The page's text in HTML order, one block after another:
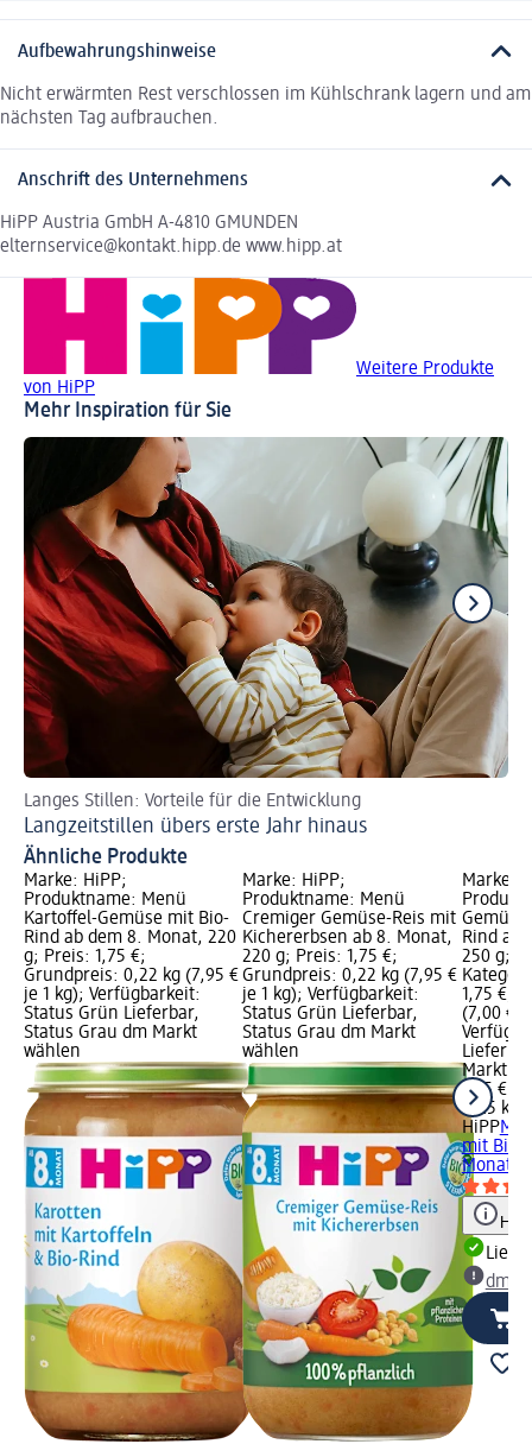
Aufbewahrungshinweise
Nicht erwärmten Rest verschlossen im Kühlschrank lagern und am
nächsten Tag aufbrauchen.
Anschrift des Unternehmens
HiPP Austria GmbH A-4810 GMUNDEN
elternservice@kontakt.hipp.de www.hipp.at
Weitere Produkte
von HiPP
Mehr Inspiration für Sie
Langes Stillen: Vorteile für die Entwicklung
Langzeitstillen übers erste Jahr hinaus
Ähnliche Produkte
Marke: HiPP;
Produktname: Menü
Kartoffel-Gemüse mit Bio-
Rind ab dem 8. Monat, 220
g; Preis: 1,75 €;
Grundpreis: 0,22 kg (7,95 €
je 1 kg); Verfügbarkeit:
Status Grün Lieferbar,
Status Grau dm Markt
wählen
Marke: HiPP;
Produktname: Menü
Cremiger Gemüse-Reis mit
Kichererbsen ab 8. Monat,
220 g; Preis: 1,75 €;
Grundpreis: 0,22 kg (7,95 €
je 1 kg); Verfügbarkeit:
Status Grün Lieferbar,
Status Grau dm Markt
wählen
Marke:
Rind ab
250 g;
1,75 €;
(7,00 €
Markt
1,75 €
0,25 kg
HiPP
mit Bio-
Monat,
dm